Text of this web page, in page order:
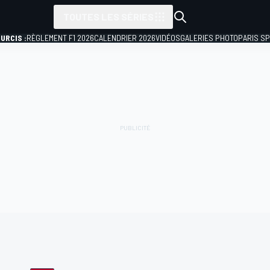
:RÈGLEMENT F1 2026CALENDRIER 2026VIDÉOSGALERIES PHOTOPARIS